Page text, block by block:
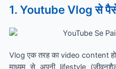
1. Youtube Vlog से
Vlog एक तरह का video content
माध्यम से अपनी lifestyle